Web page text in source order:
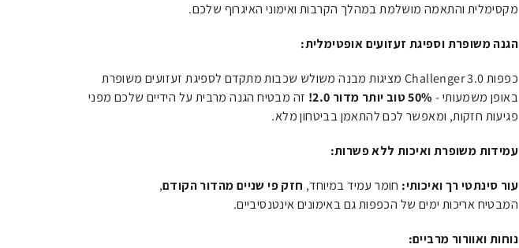
מקסימלית והתאמה מושלמת במהלך הקרבות ואימוני האיגרוף שלכם.
הגנה משופרת וספיגת זעזועים אופטימלית:
כפפות Challenger 3.0 מציגות מבנה משולש שכבות מתקדם לספיגת זעזועים משופרת
באופן משמעותי - 50% טוב יותר מדור 2.0!
זה מבטיח הגנה מרבית על הידיים שלכם מפני
פגיעות חזקות, ומאפשר לכם להתאמן בביטחון מלא.
עמידות משופרת ואיכות ללא פשרות:
עור סינתטי רך ואיכותי: חומר עמיד במיוחד, חזק פי שניים מהדור הקודם,
המבטיח אריכות ימים של הכפפות גם באימונים אינטנסיביים.
נוחות ואוורור מרביים: